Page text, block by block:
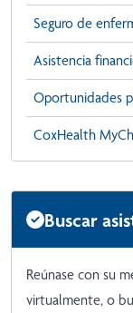
Seguro de
Asistencia
Oportunidades
CoxHealth
Buscar
Reúnase con su
virtualmente, o